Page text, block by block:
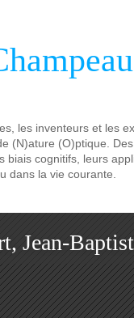
les inventeurs et les
(N)ature (O)ptique. Des
cognitifs, leurs
dans la vie courante.
Jean-